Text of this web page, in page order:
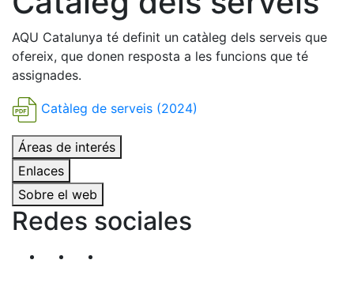
AQU Catalunya té definit un catàleg dels serveis que
ofereix, que donen resposta a les funcions que té
assignades.
Catàleg de serveis (2024)
Áreas de interés
Enlaces
Sobre el web
Redes sociales
Segueix-nos al nostre canal de Twitter